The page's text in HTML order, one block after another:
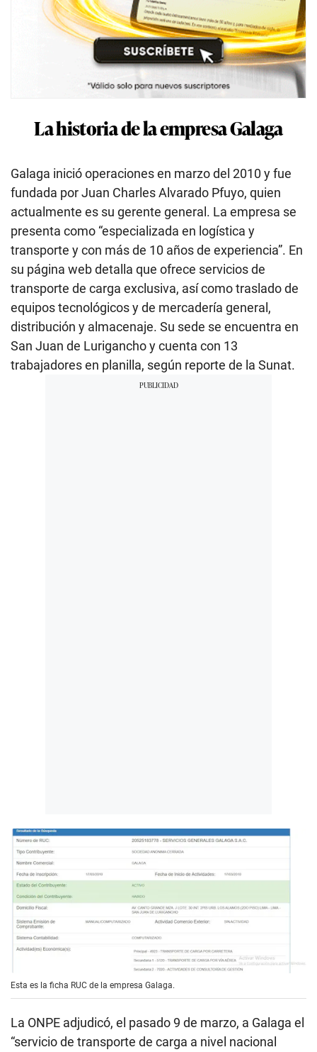
La historia de la empresa Galaga
Galaga inició operaciones en marzo del 2010 y fue
fundada por Juan Charles Alvarado Pfuyo, quien
actualmente es su gerente general. La empresa se
presenta como “especializada en logística y
transporte y con más de 10 años de experiencia”. En
su página web detalla que ofrece servicios de
transporte de carga exclusiva, así como traslado de
equipos tecnológicos y de mercadería general,
distribución y almacenaje. Su sede se encuentra en
San Juan de Lurigancho y cuenta con 13
trabajadores en planilla, según reporte de la Sunat.
Esta es la ficha RUC de la empresa Galaga.
La ONPE adjudicó, el pasado 9 de marzo, a Galaga el
“servicio de transporte de carga a nivel nacional